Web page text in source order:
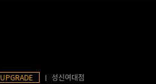
UPGRADE 성신여대점